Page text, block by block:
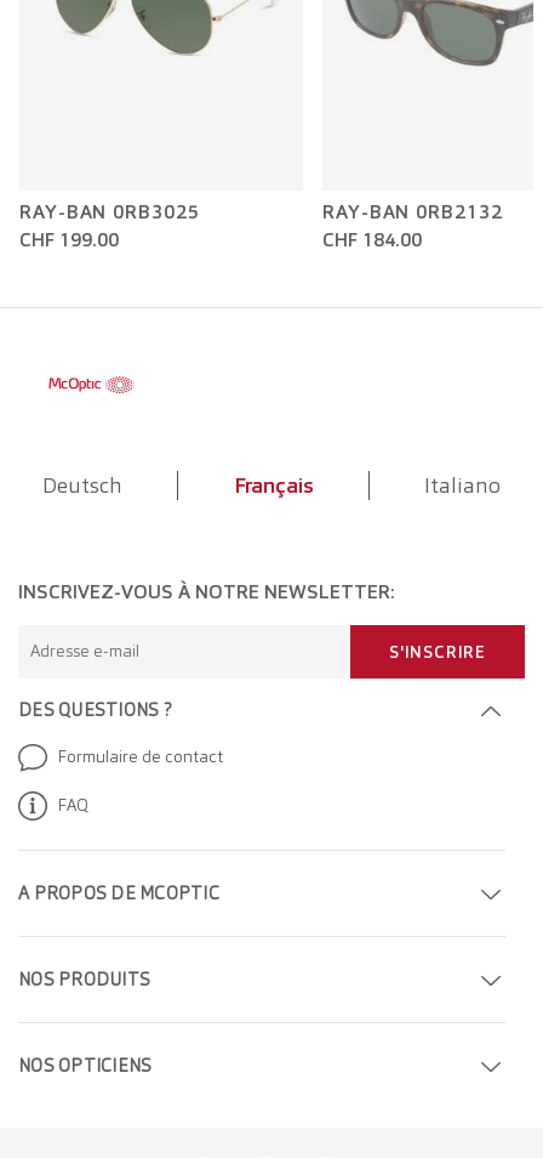
RAY-BAN 0RB3025
CHF 199.00
RAY-BAN 0RB2132
CHF 184.00
Deutsch Français Italiano
A PROPOS DE MCOPTIC
Prendre rendez-vous
Trouver un magasin
Carrière
NOS PRODUITS
Lunettes de vue
Lunettes de soleil
NOS OPTICIENS
DES QUESTIONS ?
Formulaire de contact
FAQ
INSCRIVEZ-VOUS À NOTRE NEWSLETTER:
Adresse e-mail S'INSCRIRE